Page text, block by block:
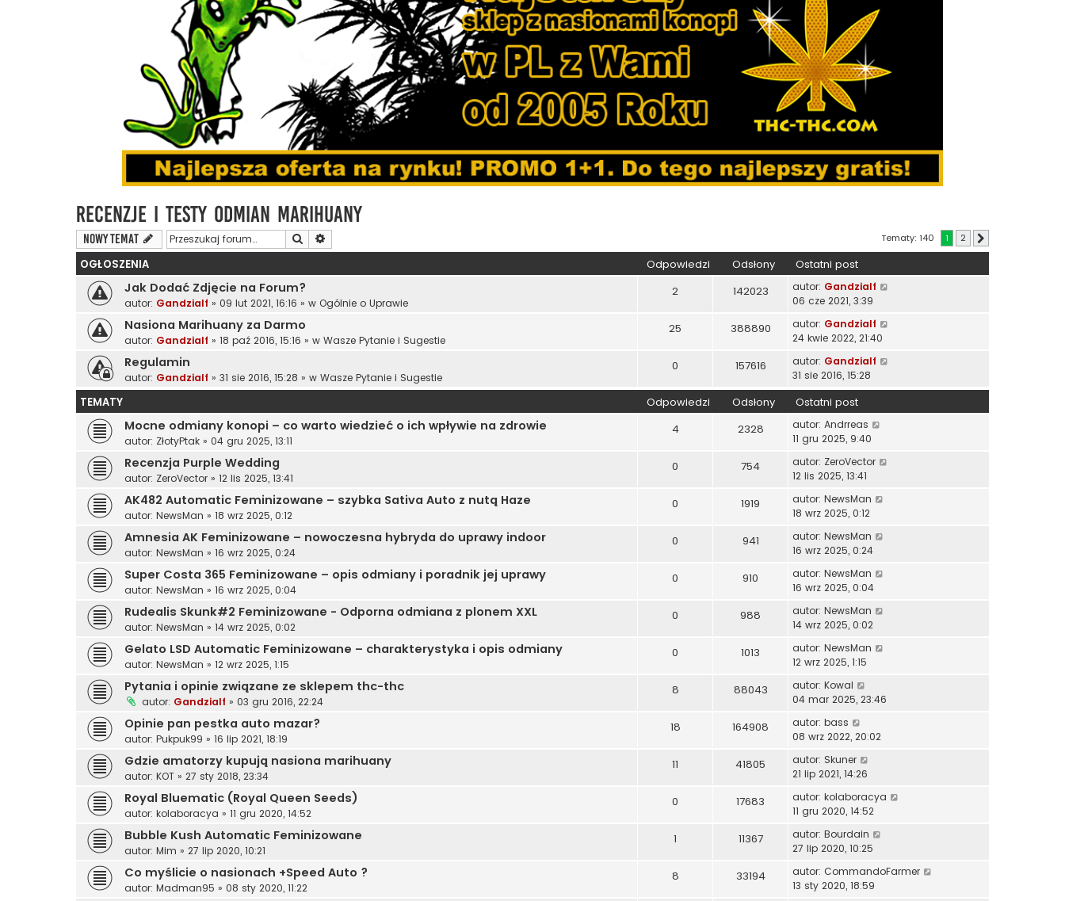
Recenzje i Testy Odmian Marihuany
NOWY TEMAT Szukaj Tematy: 140 1 2
OGŁOSZENIA Odpowiedzi Odsłony Ostatni post
Jak Dodać Zdjęcie na Forum?
autor: Gandzialf » 09 lut 2021, 16:16 » w Ogólnie o Uprawie
2 142023 autor: Gandzialf
06 cze 2021, 3:39
Nasiona Marihuany za Darmo
autor: Gandzialf » 18 paź 2016, 15:16 » w Wasze Pytanie i Sugestie
25 388890 autor: Gandzialf
24 kwie 2022, 21:40
Regulamin
autor: Gandzialf » 31 sie 2016, 15:28 » w Wasze Pytanie i Sugestie
0 157616 autor: Gandzialf
31 sie 2016, 15:28
TEMATY Odpowiedzi Odsłony Ostatni post
Mocne odmiany konopi – co warto wiedzieć o ich wpływie na zdrowie
autor: ZłotyPtak » 04 gru 2025, 13:11
4 2328 autor: Andrreas
11 gru 2025, 9:40
Recenzja Purple Wedding
autor: ZeroVector » 12 lis 2025, 13:41
0 754 autor: ZeroVector
12 lis 2025, 13:41
AK482 Automatic Feminizowane – szybka Sativa Auto z nutą Haze
autor: NewsMan » 18 wrz 2025, 0:12
0 1919 autor: NewsMan
18 wrz 2025, 0:12
Amnesia AK Feminizowane – nowoczesna hybryda do uprawy indoor
autor: NewsMan » 16 wrz 2025, 0:24
0 941 autor: NewsMan
16 wrz 2025, 0:24
Super Costa 365 Feminizowane – opis odmiany i poradnik jej uprawy
autor: NewsMan » 16 wrz 2025, 0:04
0 910 autor: NewsMan
16 wrz 2025, 0:04
Rudealis Skunk#2 Feminizowane - Odporna odmiana z plonem XXL
autor: NewsMan » 14 wrz 2025, 0:02
0 988 autor: NewsMan
14 wrz 2025, 0:02
Gelato LSD Automatic Feminizowane – charakterystyka i opis odmiany
autor: NewsMan » 12 wrz 2025, 1:15
0 1013 autor: NewsMan
12 wrz 2025, 1:15
Pytania i opinie związane ze sklepem thc-thc
autor: Gandzialf » 03 gru 2016, 22:24
8 88043 autor: Kowal
04 mar 2025, 23:46
Opinie pan pestka auto mazar?
autor: Pukpuk99 » 16 lip 2021, 18:19
18 164908 autor: bass
08 wrz 2022, 20:02
Gdzie amatorzy kupują nasiona marihuany
autor: KOT » 27 sty 2018, 23:34
11 41805 autor: Skuner
21 lip 2021, 14:26
Royal Bluematic (Royal Queen Seeds)
autor: kolaboracya » 11 gru 2020, 14:52
0 17683 autor: kolaboracya
11 gru 2020, 14:52
Bubble Kush Automatic Feminizowane
autor: Mim » 27 lip 2020, 10:21
1 11367 autor: Bourdain
27 lip 2020, 10:25
Co myślicie o nasionach +Speed Auto ?
autor: Madman95 » 08 sty 2020, 11:22
8 33194 autor: CommandoFarmer
13 sty 2020, 18:59